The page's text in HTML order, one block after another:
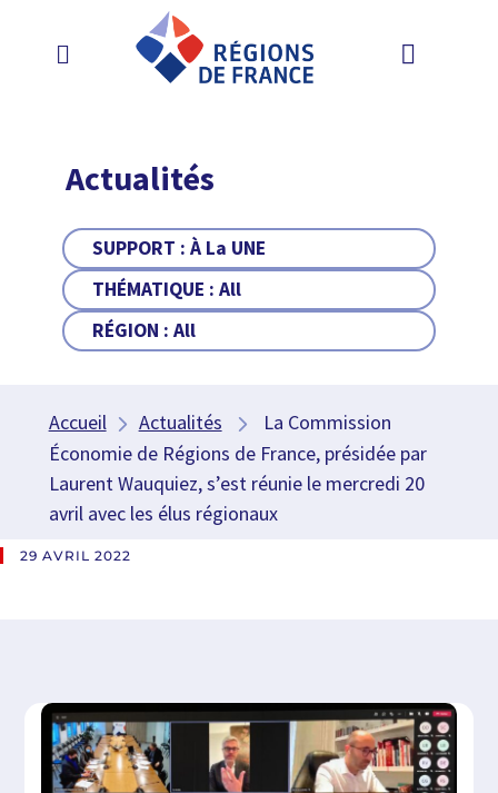
Actualités
SUPPORT :À La UNE
THÉMATIQUE :All
RÉGION :All
Accueil Actualités
La Commission
Économie de Régions de France, présidée par
Laurent Wauquiez, s’est réunie le mercredi 20
avril avec les élus régionaux
29 AVRIL 2022